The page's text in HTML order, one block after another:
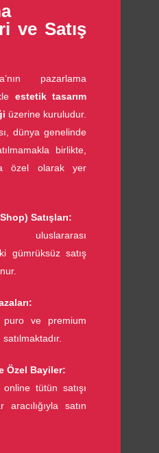
ve Satış
pazarlama
estetik tasarım
üzerine kuruludur.
dünya genelinde
birlikte,
özel olarak yer
Satışları:
gümrüksüz satış
puro ve premium
Özel Bayiler:
tütün satışı
satın